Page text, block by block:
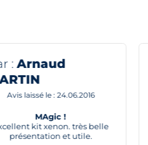
Par :GUY DURET
Avis laissé le : 16.06.2016
SATISFACTION DES h7 75
Dès installées, j'ai attendu la
nuit avec impatience pour
constater leur efficacité. Je